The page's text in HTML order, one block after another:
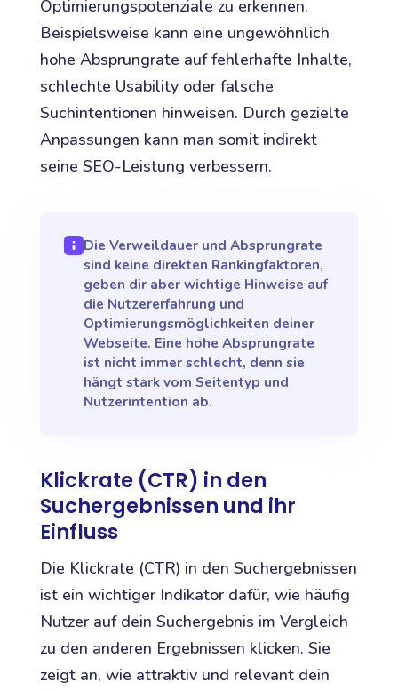
Optimierungspotenziale zu erkennen.
Beispielsweise kann eine ungewöhnlich
hohe Absprungrate auf fehlerhafte Inhalte,
schlechte Usability oder falsche
Suchintentionen hinweisen. Durch gezielte
Anpassungen kann man somit indirekt
seine SEO-Leistung verbessern.
Die Verweildauer und Absprungrate
sind keine direkten Rankingfaktoren,
geben dir aber wichtige Hinweise auf
die Nutzererfahrung und
Optimierungsmöglichkeiten deiner
Webseite. Eine hohe Absprungrate
ist nicht immer schlecht, denn sie
hängt stark vom Seitentyp und
Nutzerintention ab.
Klickrate (CTR) in den
Suchergebnissen und ihr
Einfluss
Die Klickrate (CTR) in den Suchergebnissen
ist ein wichtiger Indikator dafür, wie häufig
Nutzer auf dein Suchergebnis im Vergleich
zu den anderen Ergebnissen klicken. Sie
zeigt an, wie attraktiv und relevant dein